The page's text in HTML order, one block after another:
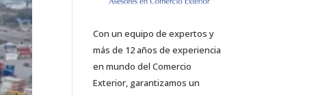
Con un equipo de expertos y
más de 12 años de experiencia
en mundo del Comercio
Exterior, garantizamos un